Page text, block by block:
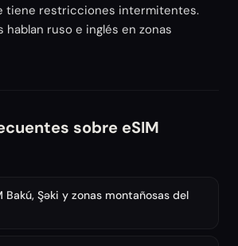
tiene restricciones intermitentes.
hablan ruso e inglés en zonas
sobre eSIM
Bakú, Şəki y zonas montañosas del